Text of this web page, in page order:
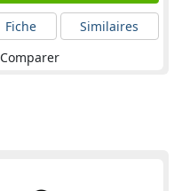
Fiche
Similaires
Comparer